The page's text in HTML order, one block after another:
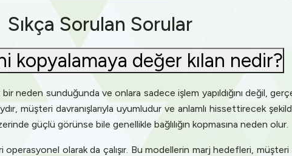
Sıkça Sorulan Sorular
kopyalamaya değer kılan nedir?
neden sunduğunda ve onlara sadece işlem yapıldığını değil,
müşteri davranışlarıyla uyumludur ve anlamlı hissettirecek
güçlü görünse bile genellikle bağlılığın kopmasına neden olur.
operasyonel olarak da çalışır. Bu modellerin marj hedefleri,